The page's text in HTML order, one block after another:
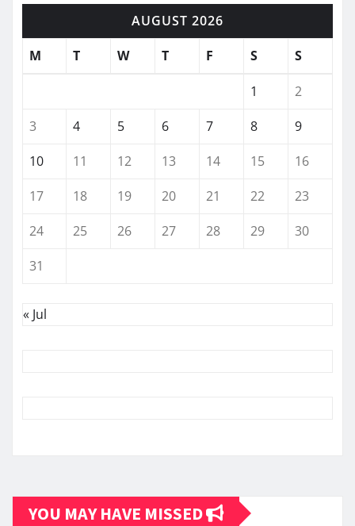
AUGUST 2026
M
T W T F S S
1
2
3
4 5 6 7 8
9
10
11 12 13 14 15
16
17
18 19 20 21 22
23
24
25 26 27 28 29
30
31
« Jul
YOU MAY HAVE MISSED